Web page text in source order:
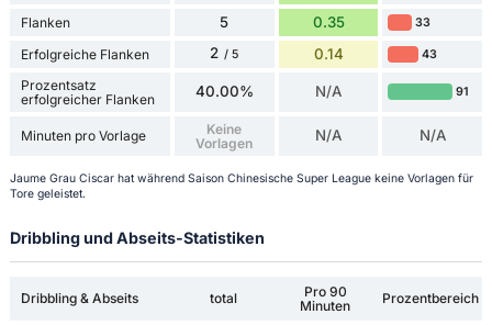
Flanken 5 0.35 33
Erfolgreiche Flanken 2 / 5 0.14 43
Prozentsatz
erfolgreicher Flanken
40.00% N/A 91
Minuten pro Vorlage
Keine
Vorlagen
N/A N/A
Jaume Grau Ciscar hat während Saison Chinesische Super League keine Vorlagen für
Tore geleistet.
Dribbling und Abseits-Statistiken
Dribbling & Abseits total
Pro 90
Minuten
Prozentbereich